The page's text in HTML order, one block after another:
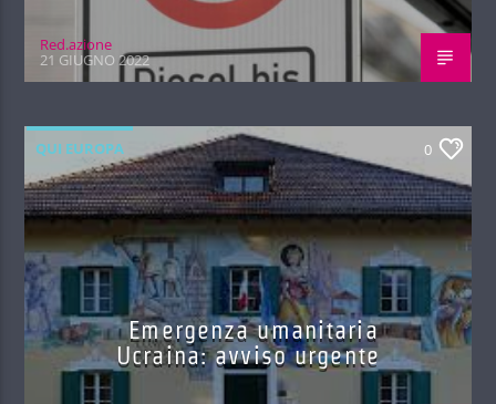
Red.azione
21 GIUGNO 2022
QUI EUROPA 0
Emergenza umanitaria
Ucraina: avviso urgente